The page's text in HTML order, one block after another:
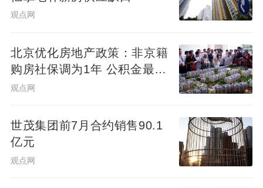
观点网
北京优化房地产政策：非京籍
购房社保调为1年 公积金最高
可贷340万元
观点网
世茂集团前7月合约销售90.1
亿元
观点网